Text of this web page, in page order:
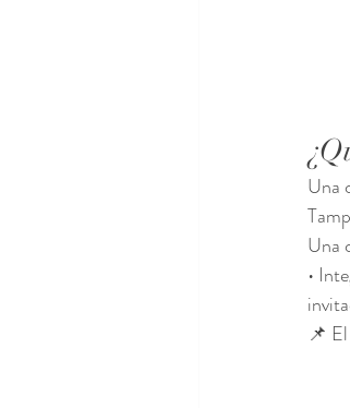
Una
Una
•
📌